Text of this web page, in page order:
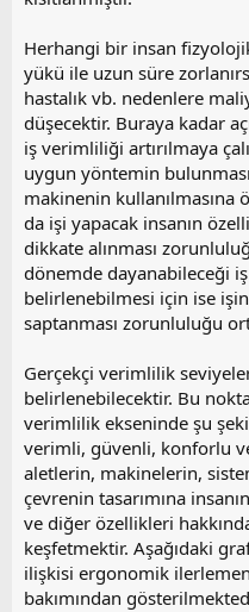
Herhangi bir insan
yükü ile uzun süre
hastalık vb. nedenlere
düşecektir. Buraya kadar
iş verimliliği artırılmaya
uygun yöntemin
makinenin kullanılmasına
da işi yapacak insanın
dikkate alınması
dönemde dayanabileceği
belirlenebilmesi için ise
saptanması zorunluluğu
Gerçekçi verimlilik
belirlenebilecektir. Bu
verimlilik ekseninde şu
verimli, güvenli, konforlu
aletlerin, makinelerin,
çevrenin tasarımına
ve diğer özellikleri
keşfetmektir. Aşağıdaki
ilişkisi ergonomik
bakımından